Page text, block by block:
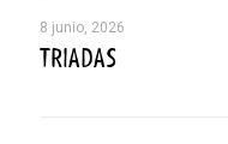
8 junio, 2026
TRIADAS